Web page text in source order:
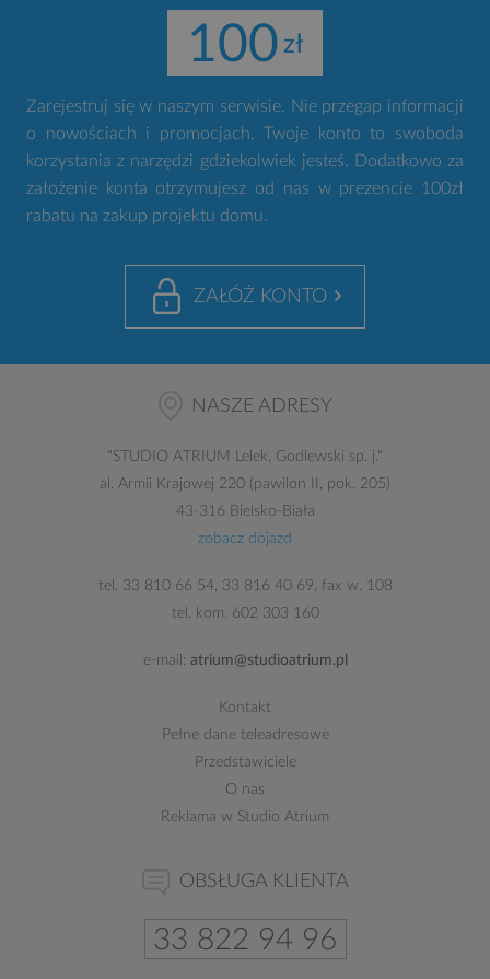
100
Zarejestruj się w naszym serwisie. Nie przegap informacji
o nowościach i promocjach. Twoje konto to swoboda
korzystania z narzędzi gdziekolwiek jesteś. Dodatkowo za
założenie konta otrzymujesz od nas w prezencie 100zł
rabatu na zakup projektu domu.
ZAŁÓŻ KONTO
NASZE ADRESY
"STUDIO ATRIUM Lelek, Godlewski sp. j."
al. Armii Krajowej 220 (pawilon II, pok. 205)
43-316 Bielsko-Biała
zobacz dojazd
tel. 33 810 66 54, 33 816 40 69, fax w. 108
tel. kom. 602 303 160
e-mail: atrium@studioatrium.pl
Kontakt
Pełne dane teleadresowe
Przedstawiciele
O nas
Reklama w Studio Atrium
OBSŁUGA KLIENTA
33 822 94 96